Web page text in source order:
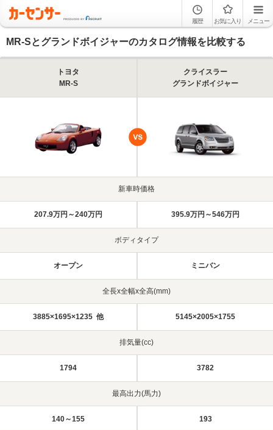
履歴 お気に入り メニュー
MR-Sとグランドボイジャーのカタログ情報を比較する
トヨタ
MR-S
クライスラー
グランドボイジャー
新車時価格
207.9万円～240万円 395.9万円～546万円
ボディタイプ
オープン ミニバン
全長x全幅x全高(mm)
3885×1695×1235 他 5145×2005×1755
排気量(cc)
1794 3782
最高出力(馬力)
140～155 193